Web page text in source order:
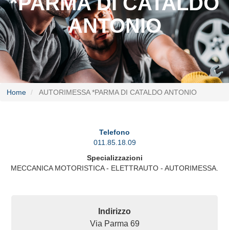
ANTONIO
Home AUTORIMESSA *PARMA DI CATALDO ANTONIO
Telefono
011.85.18.09
Specializzazioni
MECCANICA MOTORISTICA - ELETTRAUTO - AUTORIMESSA.
Indirizzo
Via Parma 69